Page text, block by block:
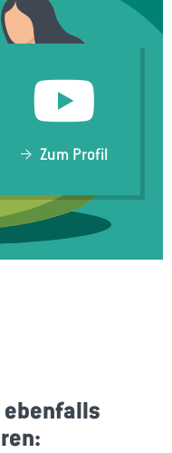
Zum Profil
ebenfalls